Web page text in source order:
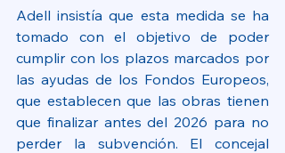
Adell insistía que esta medida se ha
tomado con el objetivo de poder
cumplir con los plazos marcados por
las ayudas de los Fondos Europeos,
que establecen que las obras tienen
que finalizar antes del 2026 para no
perder la subvención. El concejal